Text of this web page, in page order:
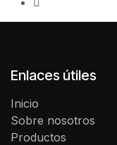
Enlaces útiles
Inicio
Sobre nosotros
Productos